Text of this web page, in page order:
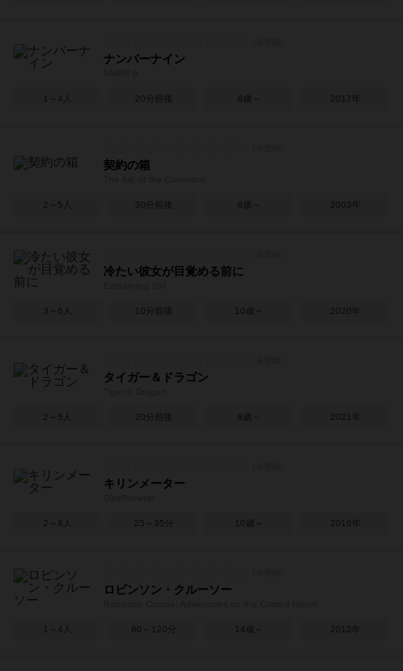
ナンバーナイン
1～4人 20分前後 8歳～ 2017年
契約の箱
2～5人 30分前後 8歳～ 2003年
冷たい彼女が目覚める前に
3～6人 10分前後 10歳～ 2020年
タイガー＆ドラゴン
2～5人 20分前後 8歳～ 2021年
キリンメーター
2～8人 25～35分 10歳～ 2016年
ロビンソン・クルーソー
1～4人 60～120分 14歳～ 2012年